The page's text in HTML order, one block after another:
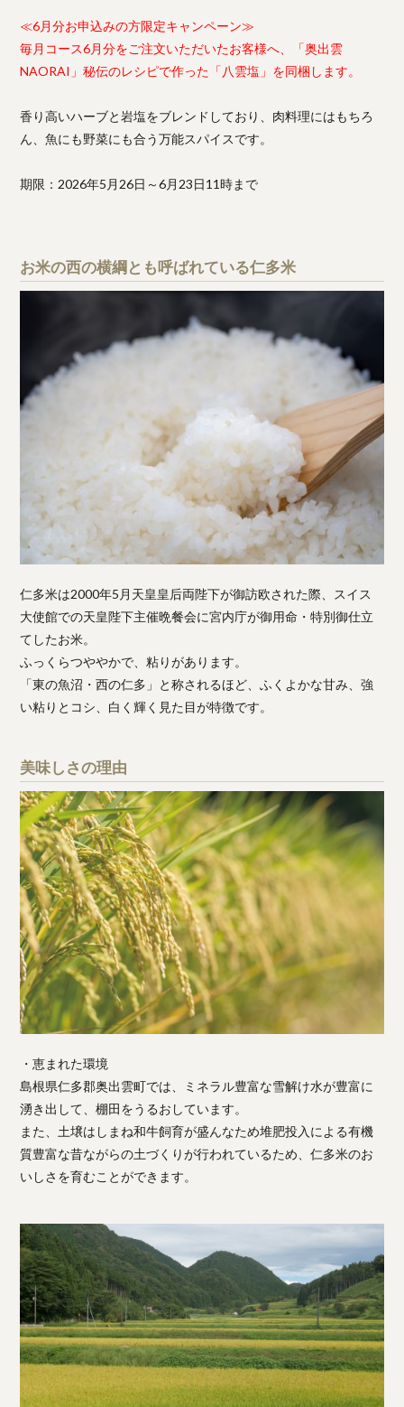
≪6月分お申込みの方限定キャンペーン≫
毎月コース6月分をご注文いただいたお客様へ、「奥出雲
NAORAI」秘伝のレシピで作った「八雲塩」を同梱します。
香り高いハーブと岩塩をブレンドしており、肉料理にはもちろ
ん、魚にも野菜にも合う万能スパイスです。
期限：2026年5月26日～6月23日11時まで
お米の西の横綱とも呼ばれている仁多米
仁多米は2000年5月天皇皇后両陛下が御訪欧された際、スイス
大使館での天皇陛下主催晩餐会に宮内庁が御用命・特別御仕立
てしたお米。
ふっくらつややかで、粘りがあります。
「東の魚沼・西の仁多」と称されるほど、ふくよかな甘み、強
い粘りとコシ、白く輝く見た目が特徴です。
美味しさの理由
・恵まれた環境
島根県仁多郡奥出雲町では、ミネラル豊富な雪解け水が豊富に
湧き出して、棚田をうるおしています。
また、土壌はしまね和牛飼育が盛んなため堆肥投入による有機
質豊富な昔ながらの土づくりが行われているため、仁多米のお
いしさを育むことができます。